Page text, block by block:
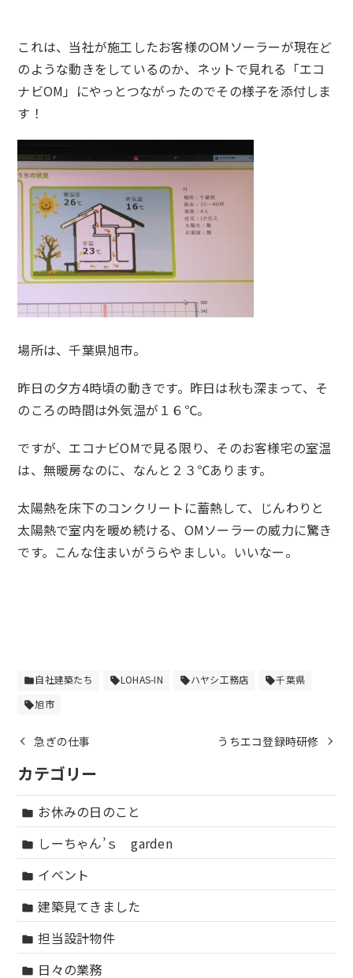
これは、当社が施工したお客様のOMソーラーが現在ど
のような動きをしているのか、ネットで見れる「エコ
ナビOM」にやっとつながったのでその様子を添付しま
す！
場所は、千葉県旭市。
昨日の夕方4時頃の動きです。昨日は秋も深まって、そ
のころの時間は外気温が１６℃。
ですが、エコナビOMで見る限り、そのお客様宅の室温
は、無暖房なのに、なんと２３℃あります。
太陽熱を床下のコンクリートに蓄熱して、じんわりと
太陽熱で室内を暖め続ける、OMソーラーの威力に驚き
です。こんな住まいがうらやましい。いいなー。
folder自社建築たち sellLOHAS-IN sellハヤシ工務店 sell千葉県
sell旭市
急ぎの仕事 うちエコ登録時研修
カテゴリー
folder お休みの日のこと
folder しーちゃん’ｓ garden
folder イベント
folder 建築見てきました
folder 担当設計物件
folder 日々の業務